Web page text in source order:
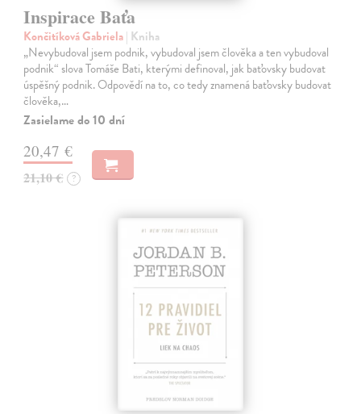
Inspirace Baťa
Končitíková Gabriela| Kniha
„Nevybudoval jsem podnik, vybudoval jsem člověka a ten vybudoval
podnik“ slova Tomáše Bati, kterými definoval, jak baťovsky budovat
úspěšný podnik. Odpovědí na to, co tedy znamená baťovsky budovat
člověka,…
Zasielame do 10 dní
20,47 €
21,10 € ?